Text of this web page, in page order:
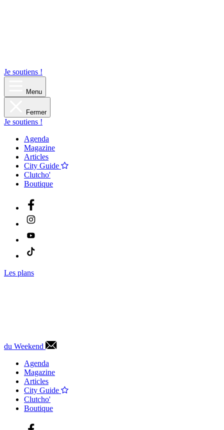
Je soutiens !
Menu
Fermer
Je soutiens !
Agenda
Magazine
Articles
City Guide
Clutcho'
Boutique
Les plans
du Weekend
Agenda
Magazine
Articles
City Guide
Clutcho'
Boutique